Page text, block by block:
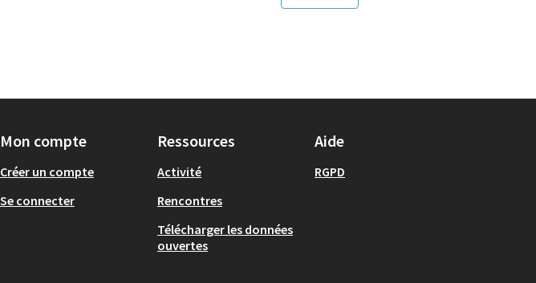
Mon compte
Créer un compte
Se connecter
Ressources
Activité
Rencontres
Télécharger les données
ouvertes
Aide
RGPD